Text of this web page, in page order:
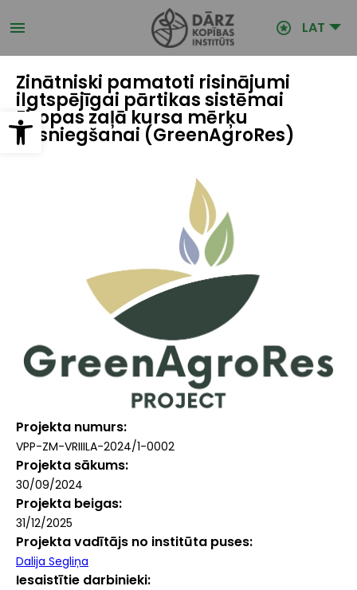
Open toolbar
uz
galveno LAT
Zinātniski pamatoti risinājumi
ilgtspējīgai pārtikas sistēmai
Eiropas zaļā kursa mērķu
sasniegšanai (GreenAgroRes)
Projekta numurs
VPP-ZM-VRIIILA-2024/1-0002
Projekta sākums
30/09/2024
Projekta beigas
31/12/2025
Projekta vadītājs no institūta puses
Dalija Segliņa
Iesaistītie darbinieki